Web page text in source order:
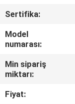
FABRIKA
TURU
KALITE
KONTROL
Sertifika:
Model
numarası:
Min sipariş
miktarı:
Fiyat: